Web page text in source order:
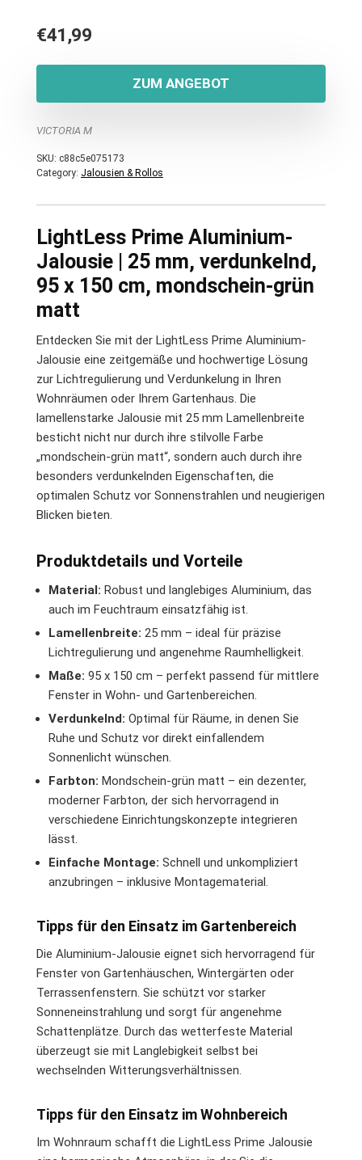
€41,99
ZUM ANGEBOT
VICTORIA M
SKU: c88c5e075173
Category: Jalousien & Rollos
LightLess Prime Aluminium-
Jalousie | 25 mm, verdunkelnd,
95 x 150 cm, mondschein-grün
matt
Entdecken Sie mit der LightLess Prime Aluminium-
Jalousie eine zeitgemäße und hochwertige Lösung
zur Lichtregulierung und Verdunkelung in Ihren
Wohnräumen oder Ihrem Gartenhaus. Die
lamellenstarke Jalousie mit 25 mm Lamellenbreite
besticht nicht nur durch ihre stilvolle Farbe
„mondschein-grün matt“, sondern auch durch ihre
besonders verdunkelnden Eigenschaften, die
optimalen Schutz vor Sonnenstrahlen und neugierigen
Blicken bieten.
Produktdetails und Vorteile
Material: Robust und langlebiges Aluminium, das
auch im Feuchtraum einsatzfähig ist.
Lamellenbreite: 25 mm – ideal für präzise
Lichtregulierung und angenehme Raumhelligkeit.
Maße: 95 x 150 cm – perfekt passend für mittlere
Fenster in Wohn- und Gartenbereichen.
Verdunkelnd: Optimal für Räume, in denen Sie
Ruhe und Schutz vor direkt einfallendem
Sonnenlicht wünschen.
Farbton: Mondschein-grün matt – ein dezenter,
moderner Farbton, der sich hervorragend in
verschiedene Einrichtungskonzepte integrieren
lässt.
Einfache Montage: Schnell und unkompliziert
anzubringen – inklusive Montagematerial.
Tipps für den Einsatz im Gartenbereich
Die Aluminium-Jalousie eignet sich hervorragend für
Fenster von Gartenhäuschen, Wintergärten oder
Terrassenfenstern. Sie schützt vor starker
Sonneneinstrahlung und sorgt für angenehme
Schattenplätze. Durch das wetterfeste Material
überzeugt sie mit Langlebigkeit selbst bei
wechselnden Witterungsverhältnissen.
Tipps für den Einsatz im Wohnbereich
Im Wohnraum schafft die LightLess Prime Jalousie